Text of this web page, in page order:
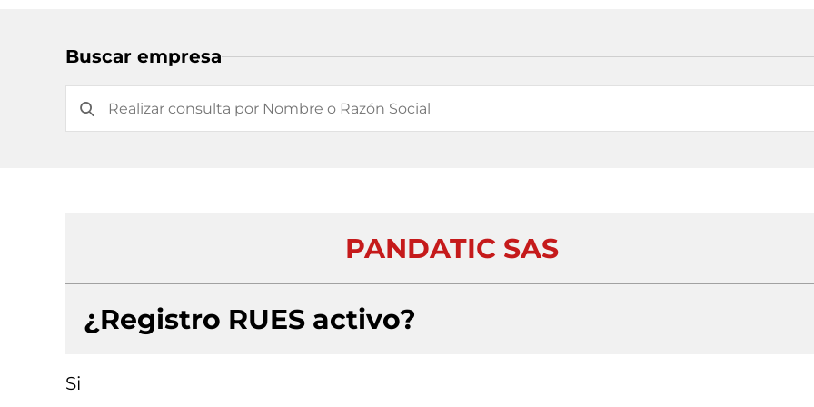
Buscar empresa
PANDATIC SAS
¿Registro RUES activo?
Si